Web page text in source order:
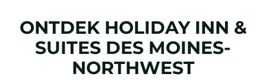
ONTDEK HOLIDAY INN &
SUITES DES MOINES-
NORTHWEST